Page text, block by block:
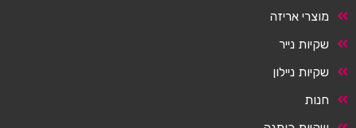
מוצרי אריזה
שקיות נייר
שקיות ניילון
חנות